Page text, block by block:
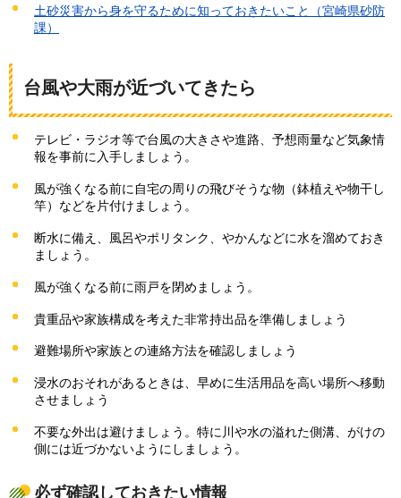
土砂災害から身を守るために知っておきたいこと（宮崎県砂防
課）
台風や大雨が近づいてきたら
テレビ・ラジオ等で台風の大きさや進路、予想雨量など気象情
報を事前に入手しましょう。
風が強くなる前に自宅の周りの飛びそうな物（鉢植えや物干し
竿）などを片付けましょう。
断水に備え、風呂やポリタンク、やかんなどに水を溜めておき
ましょう。
風が強くなる前に雨戸を閉めましょう。
貴重品や家族構成を考えた非常持出品を準備しましょう
避難場所や家族との連絡方法を確認しましょう
浸水のおそれがあるときは、早めに生活用品を高い場所へ移動
させましょう
不要な外出は避けましょう。特に川や水の溢れた側溝、がけの
側には近づかないようにしましょう。
必ず確認しておきたい情報